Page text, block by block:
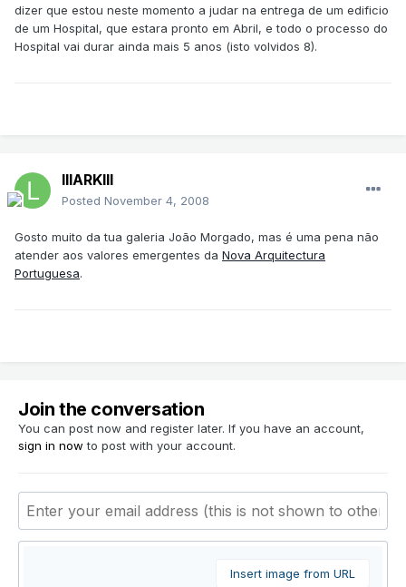
dizer que estou neste momento a judar na entrega de um edificio
de um Hospital, que estara pronto em Abril, e todo o processo do
Hospital vai durar ainda mais 5 anos (isto volvidos 8).
lllARKlll
Posted November 4, 2008
Gosto muito da tua galeria João Morgado, mas é uma pena não
atender aos valores emergentes da Nova Arquitectura
Portuguesa.
Join the conversation
You can post now and register later. If you have an account,
sign in now to post with your account.
Insert image from URL